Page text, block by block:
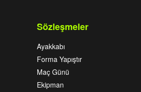
Sözleşmeler
Ayakkabı
Forma Yapıştır
Maç Günü
Ekipman